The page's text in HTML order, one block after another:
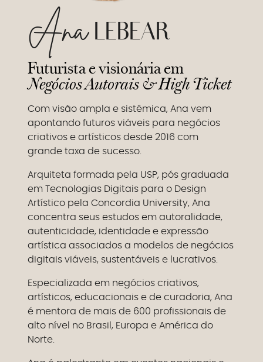
AnaLEBEAR
Futurista e visionária em
Negócios Autorais & High Ticket
Com visão ampla e sistêmica, Ana vem
apontando futuros viáveis para negócios
criativos e artísticos desde 2016 com
grande taxa de sucesso.
Arquiteta formada pela USP, pós graduada
em Tecnologias Digitais para o Design
Artístico pela Concordia University, Ana
concentra seus estudos em autoralidade,
autenticidade, identidade e expressão
artística associados a modelos de negócios
digitais viáveis, sustentáveis e lucrativos.
Especializada em negócios criativos,
artísticos, educacionais e de curadoria, Ana
é mentora de mais de 600 profissionais de
alto nível no Brasil, Europa e América do
Norte.